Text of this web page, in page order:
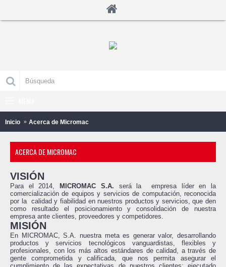
Inicio Acerca de Micromac
ACERCA DE MICROMAC
VISIÓN
Para el 2014, MICROMAC S.A. será la empresa líder en la
comercialización de equipos y servicios de computación, reconocida
por la calidad y fiabilidad en nuestros productos y servicios, que den
como resultado el posicionamiento y consolidación de nuestra
empresa ante clientes, proveedores y competidores.
MISIÓN
En MICROMAC, S.A. nuestra meta es generar valor, desarrollando
productos y servicios tecnológicos vanguardistas, flexibles y
profesionales, con los más altos estándares de calidad, a través de
gente comprometida y calificada, que nos permita asegurar el